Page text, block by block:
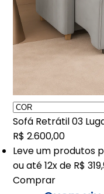
Sofá Retrátil 03
R$ 2.600,00
Leveum produtos
ou até12x de R$
Comprar